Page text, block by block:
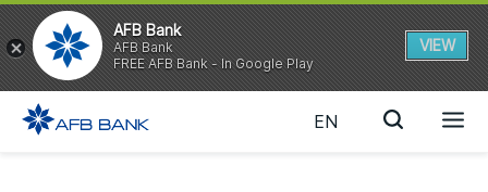
EN
AFB Bank
AFB Bank
FREE AFB Bank - In Google Play
VIEW